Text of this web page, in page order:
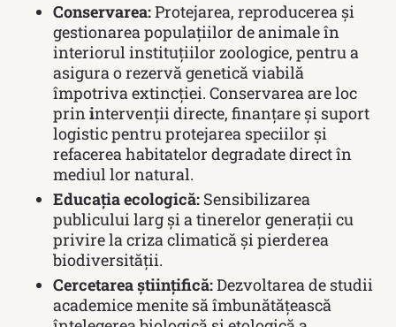
Conservarea:Protejarea, reproducerea și
gestionarea populațiilor de animale în
interiorul instituțiilor zoologice, pentru a
asigura o rezervă genetică viabilă
împotriva extincției. Conservarea are loc
prinintervenții directe, finanțare și suport
logistic pentru protejarea speciilor și
refacerea habitatelor degradate direct în
mediul lor natural.
Educația ecologică: Sensibilizarea
publicului larg și a tinerelor generații cu
privire la criza climatică și pierderea
biodiversității.
Cercetarea științifică:Dezvoltarea de studii
academice menite să îmbunătățească